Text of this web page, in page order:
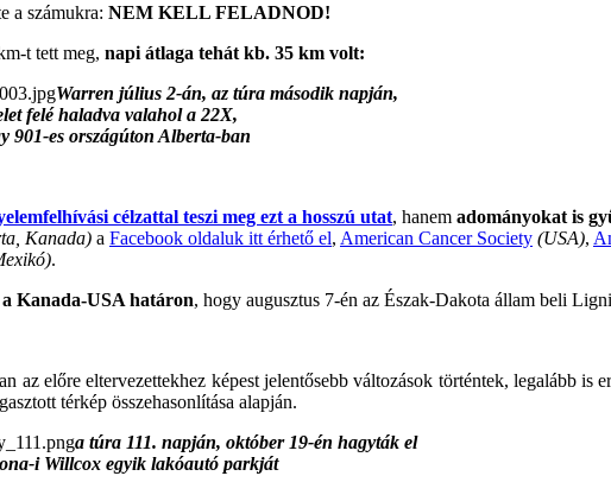
a számukra: NEM KELL FELADNOD!
t tett meg, napi átlaga tehát kb. 35 km volt:
Warren július 2-án, az túra második napján,
felé haladva valahol a 22X,
901-es országúton Alberta-ban
célzattal teszi meg ezt a hosszú utat, hanem adományokat is
Kanada) a Facebook oldaluk itt érhető el, American Cancer Society (USA),
.
Kanada-USA határon, hogy augusztus 7-én az Észak-Dakota állam beli
előre eltervezettekhez képest jelentősebb változások történtek, legalább is
térkép összehasonlítása alapján.
a túra 111. napján, október 19-én hagyták el
i Willcox egyik lakóautó parkját